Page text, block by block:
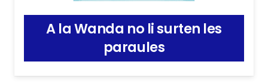
A la Wanda no li surten les
paraules